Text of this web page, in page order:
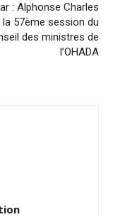
: Alphonse Charles
la 57ème session du
des ministres de
l’OHADA